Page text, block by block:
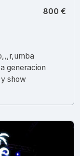
800 €
generacion
show